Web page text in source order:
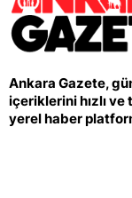
Ankara Gazete,
içeriklerini hızlı ve
yerel haber